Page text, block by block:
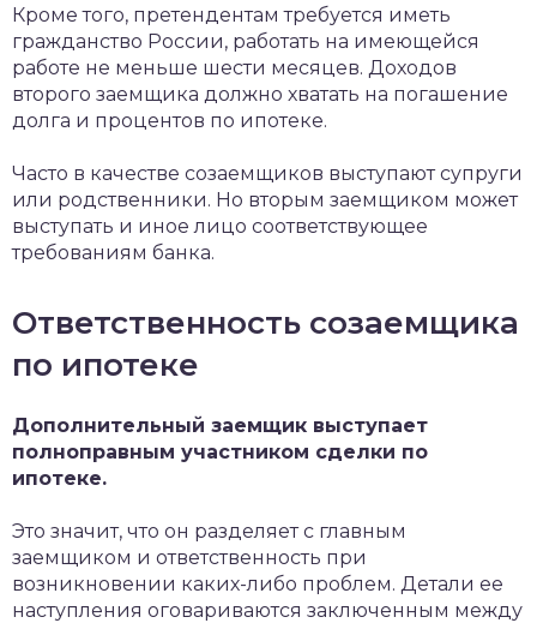
Кроме того, претендентам требуется иметь
гражданство России, работать на имеющейся
работе не меньше шести месяцев. Доходов
второго заемщика должно хватать на погашение
долга и процентов по ипотеке.
Часто в качестве созаемщиков выступают супруги
или родственники. Но вторым заемщиком может
выступать и иное лицо соответствующее
требованиям банка.
Ответственность созаемщика
по ипотеке
Дополнительный заемщик выступает
полноправным участником сделки по
ипотеке.
Это значит, что он разделяет с главным
заемщиком и ответственность при
возникновении каких-либо проблем. Детали ее
наступления оговариваются заключенным между